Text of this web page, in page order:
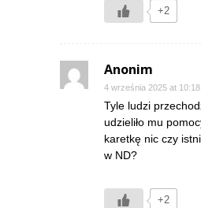
+2
Anonim
4 września 2025 at 10:18
Tyle ludzi
udzieliło mu
karetkę nic czy
w ND?
+2